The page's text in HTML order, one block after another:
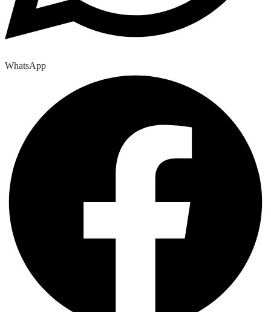
WhatsApp